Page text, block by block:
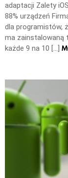
adaptacji Zalety
88% urządzeń
dla programistów,
ma zainstalowaną
każde 9 na 10 […]